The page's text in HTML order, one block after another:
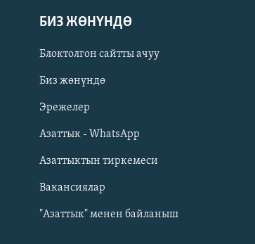
Русский
ОНЛАЙН ШЕРИНЕ
БИЗ ЖӨНҮНДӨ
Блоктолгон сайтты ачуу
Биз жөнүндө
Эрежелер
Азаттык - WhatsApp
Азаттыктын тиркемеси
Вакансиялар
"Азаттык" менен байланыш